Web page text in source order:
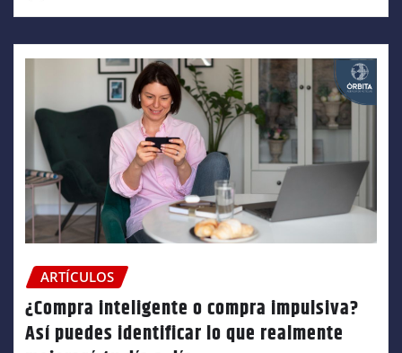
ARTÍCULOS
¿Compra inteligente o compra impulsiva?
Así puedes identificar lo que realmente